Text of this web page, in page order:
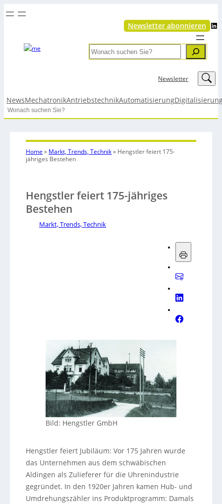
Newsletter abonnieren LinkedIn
Search
Newsletter LinkedIn
NewsMechatronikAntriebstechnikAutomatisierung
Search
Home » Markt, Trends, Technik» Hengstler feiert 175-
jähriges Bestehen
Hengstler feiert 175-jähriges
Bestehen
Markt, Trends, Technik
Bild: Hengstler GmbH
Hengstler feiert Jubiläum: Vor 175 Jahren wurde
das Unternehmen aus dem schwäbischen
Aldingen als Zulieferer für die Uhrenindustrie
gegründet. In den 1920er Jahren kamen Hub- und
Umdrehungszähler ins Produktprogramm: Damals